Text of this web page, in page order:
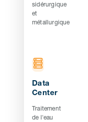
sidérurgique
et
métallurgique
Data
Center
Traitement
de l'eau